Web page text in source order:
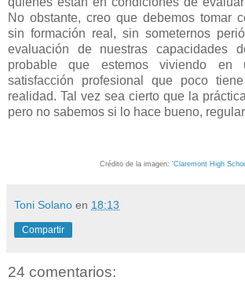
No obstante, creo que debemos tomar
sin formación real, sin someternos
evaluación de nuestras capacidades
probable que estemos viviendo en
satisfacción profesional que poco
realidad. Tal vez sea cierto que la
pero no sabemos si lo hace bueno,
Crédito de la imagen: 'Claremont High
Toni Solano en 18:13
Compartir
24 comentarios: